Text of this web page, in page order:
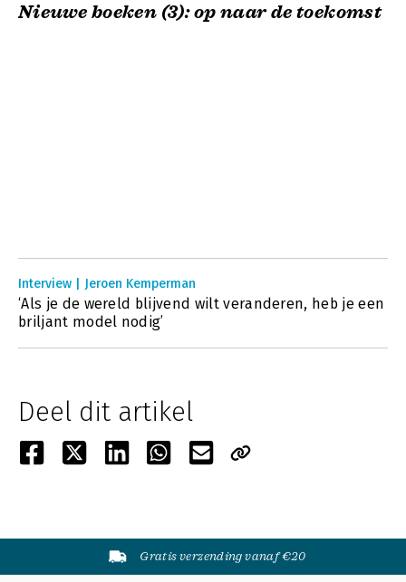
Nieuwe boeken (3): op naar de toekomst
Interview | Jeroen Kemperman
‘Als je de wereld blijvend wilt veranderen, heb je een
briljant model nodig’
Deel dit artikel
Gratis verzending vanaf €20